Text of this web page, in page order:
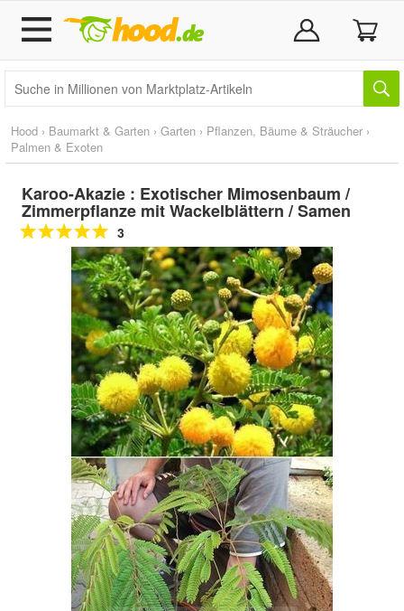
Hood › Baumarkt & Garten › Garten › Pflanzen, Bäume & Sträucher ›
Palmen & Exoten
Karoo-Akazie : Exotischer Mimosenbaum /
Zimmerpflanze mit Wackelblättern / Samen
3